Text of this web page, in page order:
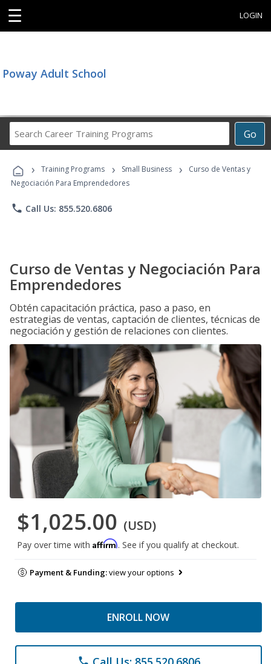
☰ LOGIN
Poway Adult School
Go
Career
Programs
› Training Programs › Small Business ›
Curso de Ventas y
Negociación Para Emprendedores
phone Call Us: 855.520.6806
Curso de Ventas y Negociación Para
Emprendedores
Obtén capacitación práctica, paso a paso, en
estrategias de ventas, captación de clientes, técnicas de
negociación y gestión de relaciones con clientes.
$1,025.00 (USD)
Pay over time with Affirm. See if you qualify at checkout.
Payment & Funding:view your options
ENROLL NOW
phone